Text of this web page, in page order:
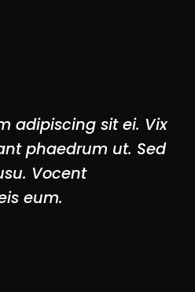
adipiscing sit ei. Vix
phaedrum ut. Sed
Vocent
eum.